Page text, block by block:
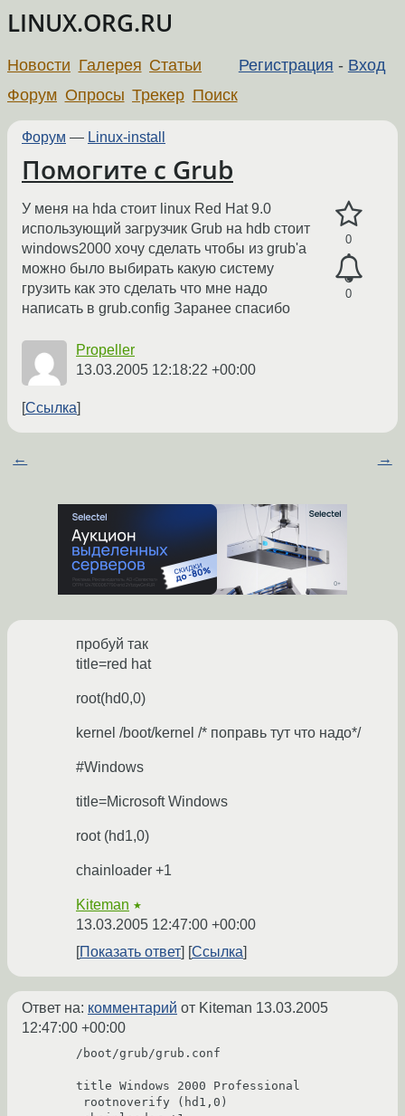
LINUX.ORG.RU
Регистрация - Вход
Новости Галерея Статьи
Форум Опросы Трекер Поиск
Форум — Linux-install
Помогите с Grub
0
0
У меня на hda стоит linux Red Hat 9.0
использующий загрузчик Grub на hdb стоит
windows2000 хочу сделать чтобы из grub'a
можно было выбирать какую систему
грузить как это сделать что мне надо
написать в grub.config Заранее спасибо
Propeller
13.03.2005 12:18:22 +00:00
Ссылка
← →
пробуй так
title=red hat
root(hd0,0)
kernel /boot/kernel /* поправь тут что надо*/
#Windows
title=Microsoft Windows
root (hd1,0)
chainloader +1
Kiteman ★
13.03.2005 12:47:00 +00:00
Показать ответ
Ссылка
Ответ на: комментарий от Kiteman 13.03.2005
12:47:00 +00:00
/boot/grub/grub.conf
title Windows 2000 Professional